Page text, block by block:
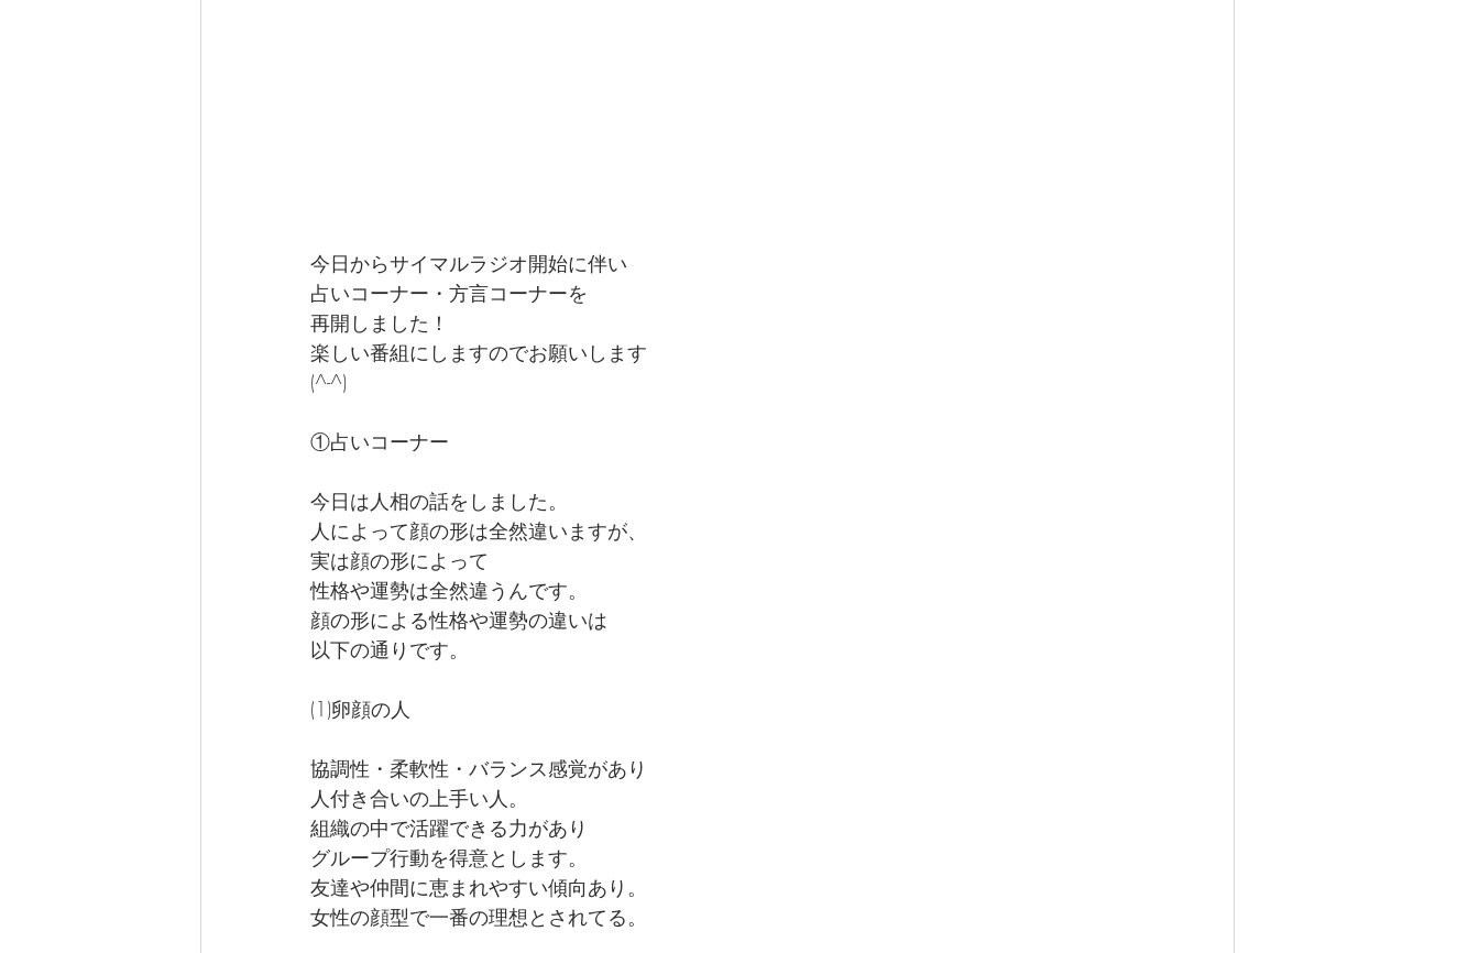
今日からサイマルラジオ開始に伴い
占いコーナー・方言コーナーを
再開しました！
楽しい番組にしますのでお願いします
(^-^)
①占いコーナー
今日は人相の話をしました。
人によって顔の形は全然違いますが、
実は顔の形によって
性格や運勢は全然違うんです。
顔の形による性格や運勢の違いは
以下の通りです。
(1)卵顔の人
協調性・柔軟性・バランス感覚があり
人付き合いの上手い人。
組織の中で活躍できる力があり
グループ行動を得意とします。
友達や仲間に恵まれやすい傾向あり。
女性の顔型で一番の理想とされてる。